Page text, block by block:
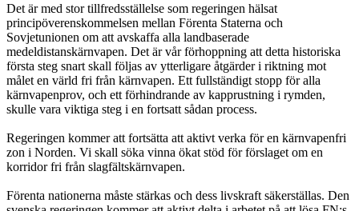
Det är med stor tillfredsställelse som regeringen hälsat
principöverenskommelsen mellan Förenta Staterna och
Sovjetunionen om att avskaffa alla landbaserade
medeldistanskärnvapen. Det är vår förhoppning att detta historiska
första steg snart skall följas av ytterligare åtgärder i riktning mot
målet en värld fri från kärnvapen. Ett fullständigt stopp för alla
kärnvapenprov, och ett förhindrande av kapprustning i rymden,
skulle vara viktiga steg i en fortsatt sådan process.
Regeringen kommer att fortsätta att aktivt verka för en kärnvapenfri
zon i Norden. Vi skall söka vinna ökat stöd för förslaget om en
korridor fri från slagfältskärnvapen.
Förenta nationerna måste stärkas och dess livskraft säkerställas. Den